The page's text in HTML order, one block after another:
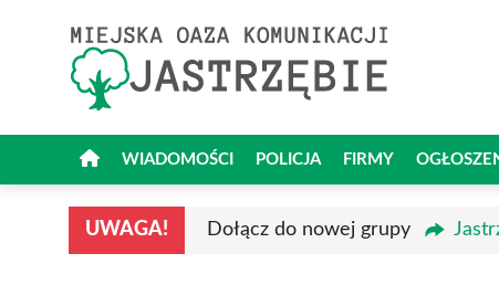
WIADOMOŚCI POLICJA FIRMY
UWAGA! Dołącz do nowej grupy